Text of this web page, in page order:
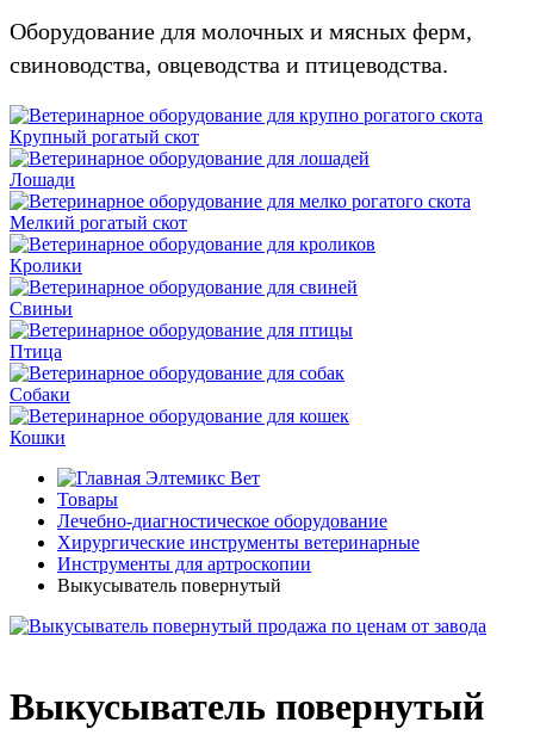
Оборудование для молочных и мясных ферм,
свиноводства, овцеводства и птицеводства.
Крупный рогатый скот
Лошади
Мелкий рогатый скот
Кролики
Свиньи
Птица
Собаки
Кошки
Элтемикс Вет
Товары
Лечебно-диагностическое оборудование
Хирургические инструменты ветеринарные
Инструменты для артроскопии
Выкусыватель повернутый
Выкусыватель повернутый